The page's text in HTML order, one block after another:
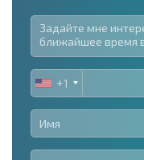
UNITED
STATES
+1
+1